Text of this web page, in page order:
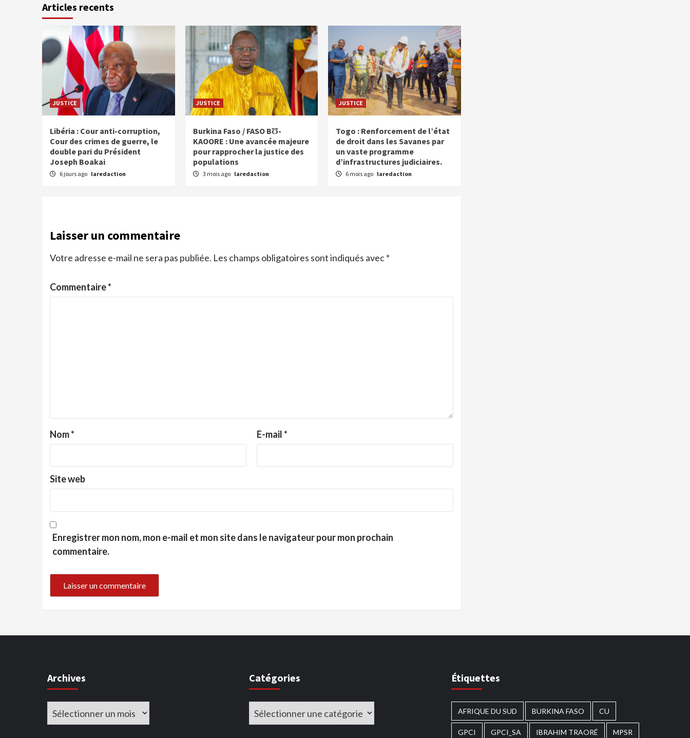
Articles recents
JUSTICE
Libéria : Cour anti-corruption,
Cour des crimes de guerre, le
double pari du Président
Joseph Boakai
6 jours ago laredaction
JUSTICE
Burkina Faso / FASO BƱ-
KAOORE : Une avancée majeure
pour rapprocher la justice des
populations
3 mois ago laredaction
JUSTICE
Togo : Renforcement de l’état
de droit dans les Savanes par
un vaste programme
d’infrastructures judiciaires.
6 mois ago laredaction
Laisser un commentaire
Votre adresse e-mail ne sera pas publiée. Les champs obligatoires sont indiqués avec*
Commentaire*
Nom* E-mail*
Site web
Enregistrer mon nom, mon e-mail et mon site dans le navigateur pour mon prochain
commentaire.
Archives
Archives
Catégories
Catégories
Étiquettes
AFRIQUE DU SUD BURKINA FASO CU
GPCI GPCI_SA IBRAHIM TRAORÉ MPSR